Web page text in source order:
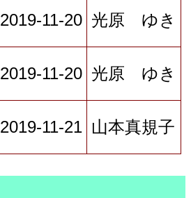
2019-11-20 光原 ゆき
2019-11-20 光原 ゆき
2019-11-21 山本真規子